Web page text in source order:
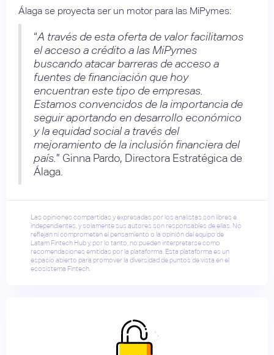
Álaga se proyecta ser un motor para las MiPymes:
“A través de esta oferta de valor facilitamos
el acceso a crédito a las MiPymes
buscando atacar barreras de acceso a
fuentes de financiación que hoy
encuentran este tipo de empresas.
Estamos convencidos de la importancia de
seguir aportando en desarrollo económico
y la equidad social a través del
mejoramiento de la inclusión financiera del
país.” Ginna Pardo, Directora Estratégica de
Álaga.
Las opiniones compartidas y expresadas por los analistas son libres e
independientes, y solamente sus autores son responsables de ellas. No
reflejan ni comprometen el pensamiento o la opinión del equipo de
Latam Fintech Hub y, por lo tanto, no pueden interpretarse como
recomendaciones emitidas por la plataforma. Esta plataforma es un
espacio abierto para promover la diversidad de puntos de vista en el
ecosistema Fintech.